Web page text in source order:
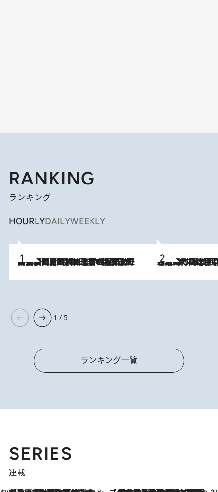
RANKING
ランキング
HOURLYDAILYWEEKLY
10 Hours Ago
「最後に見られてよかった」上野動物園の東園パンダ舎が解体前に特別公開。8月16日まで延長されたパネル展と共に辿る“半世紀”のパンダ飼育《解体工事の図面あり》 2026.8.7
「湘南乃風に憧れて」観客大盛上がりの“タオル回し”に、ラッパー顔負けの高速歌唱まで…さだまさし（74）のアグレッシブすぎる現在地
1 / 5
ランキング一覧
SERIES
連載